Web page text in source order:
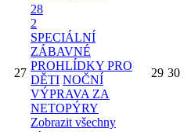
27
28
2
SPECIÁLNÍ
ZÁBAVNÉ
PROHLÍDKY PRO
DĚTI NOČNÍ
VÝPRAVA ZA
NETOPÝRY
Zobrazit všechny
29 30